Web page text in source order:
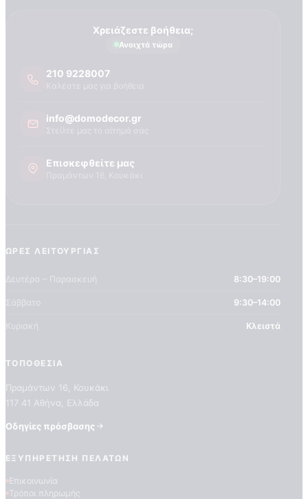
ΠΟΙΟΤΗΤΕΣ ΤΑΠΕΤΣΑΡΙΩΝ
Χρειάζεστε βοήθεια;
Ανοιχτά τώρα
210 9228007
info@domodecor.gr
Επισκεφθείτε μας
ΏΡΕΣ ΛΕΙΤΟΥΡΓΊΑΣ
Δευτέρα – Παρασκευή 8:30–19:00
Σάββατο 9:30–14:00
Κυριακή Κλειστά
ΤΟΠΟΘΕΣΊΑ
Πραμάντων 16, Κουκάκι
117 41 Αθήνα, Ελλάδα
Οδηγίες πρόσβασης
ΕΞΥΠΗΡΈΤΗΣΗ ΠΕΛΑΤΏΝ
Επικοινωνία
Τρόποι πληρωμής